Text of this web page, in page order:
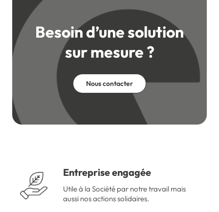
Besoin d’une solution
sur mesure ?
Nous contacter
Entreprise engagée
Utile à la Société par notre travail mais
aussi nos actions solidaires.